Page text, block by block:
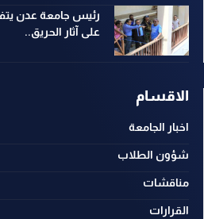
رئيس جامعة عدن
على آثار الحريق..
الاقسام
اخبار الجامعة
شؤون الطلاب
مناقشات
القرارات